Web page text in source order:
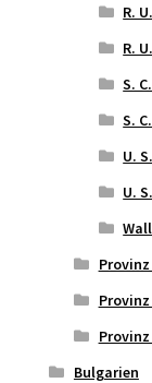
R.
R.
S.
S.
U.
U.
Bulgarien